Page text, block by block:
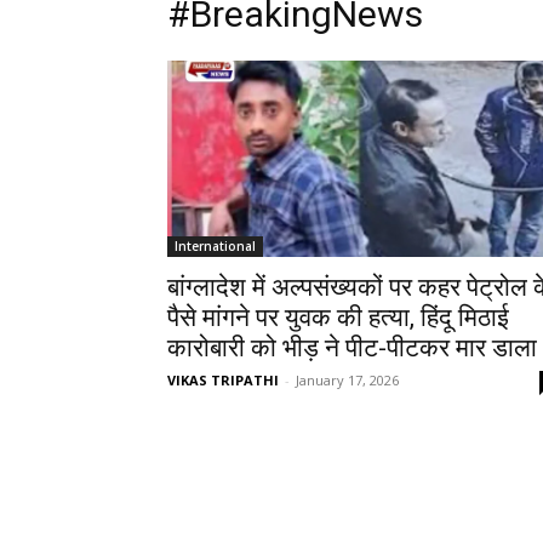
#BreakingNews
International
बांग्लादेश में अल्पसंख्यकों पर कहर पेट्रोल
पैसे मांगने पर युवक की हत्या, हिंदू मिठाई
कारोबारी को भीड़ ने पीट-पीटकर मार डाला
VIKAS TRIPATHI - January 17, 2026